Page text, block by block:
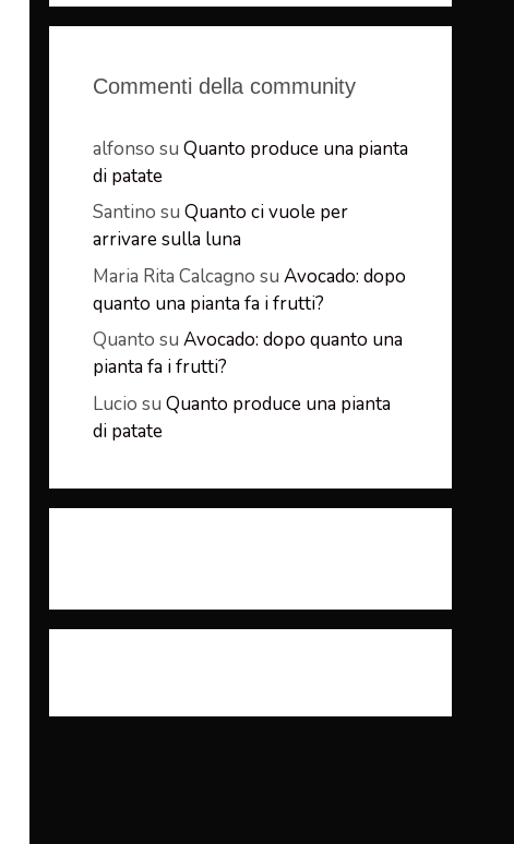
Commenti della community
alfonso su Quanto produce una pianta
di patate
Santino su Quanto ci vuole per
arrivare sulla luna
Maria Rita Calcagno su Avocado: dopo
quanto una pianta fa i frutti?
Quanto su Avocado: dopo quanto una
pianta fa i frutti?
Lucio su Quanto produce una pianta
di patate